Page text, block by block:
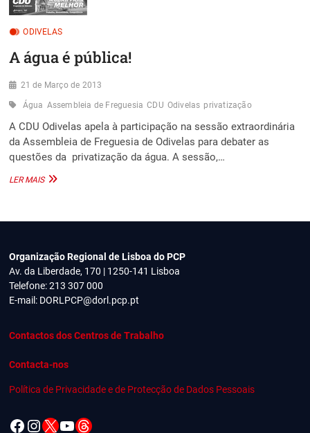
ODIVELAS
A água é pública!
21 de Março de 2013
Água Assembleia de Freguesia CDU Odivelas privatização
A CDU Odivelas apela à participação na sessão extraordinária
da Assembleia de Freguesia de Odivelas para debater as
questões da privatização da água. A sessão,…
LER MAISA
Organização Regional de Lisboa do PCP
Av. da Liberdade, 170 | 1250-141 Lisboa
Telefone: 213 307 000
E-mail: DORLPCP@dorl.pcp.pt
Contactos dos Centros de Trabalho
Contacta-nos
Política de Privacidade e de Protecção de Dados Pessoais
Facebook
Instagram
X YouTube
Threads